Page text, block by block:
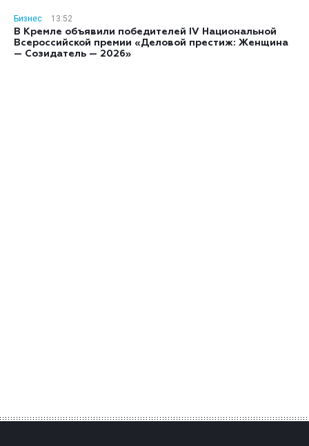
Бизнес
13:52
В Кремле объявили победителей IV Национальной
Всероссийской премии «Деловой престиж: Женщина
— Созидатель — 2026»